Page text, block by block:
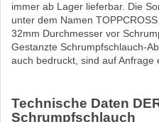
immer ab Lager lieferbar. Die
unter dem Namen
32mm Durchmesser vor
Gestanzte Schrumpfschlauch-
auch bedruckt, sind auf Anfrage
Technische Daten
Schrumpfschlauch